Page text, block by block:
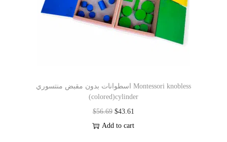
اسطوانات بدون مقبض منتسوري Montessori knobless
(colored)cylinder
$56.69 $43.61
Add to cart